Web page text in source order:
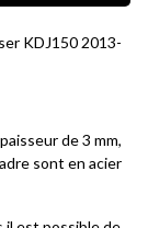
KDJ150 2013-
de 3 mm,
sont en acier